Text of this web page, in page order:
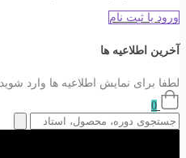
ورود یا ثبت نام
آخرین اطلاعیه ها
لطفا برای نمایش اطلاعیه ها وارد شوید
0